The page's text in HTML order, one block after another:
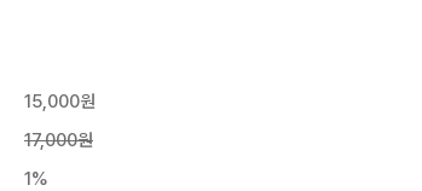
15,000원
17,000원
1%